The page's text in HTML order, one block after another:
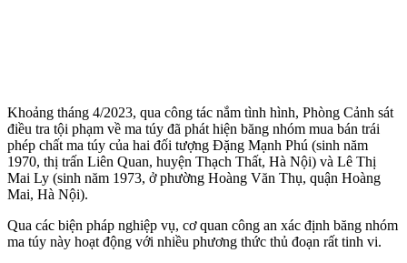
Khoảng tháng 4/2023, qua công tác nắm tình hình, Phòng Cảnh sát
điều tra tội phạm về m‌a tú‌y đã phát hiện băng nhóm mua bán trái
phép chất m‌a tú‌y của hai đối tượng Đặng Mạnh Phú (sinh năm
1970, thị trấn Liên Quan, huyện Thạch Thất, Hà Nội) và Lê Thị
Mai Ly (sinh năm 1973, ở phường Hoàng Văn Thụ, quận Hoàng
Mai, Hà Nội).
Qua các biện pháp nghiệp vụ, cơ quan công an xác định băng nhóm
m‌a tú‌y này hoạt động với nhiều phương thức thủ đoạn rất tinh vi.